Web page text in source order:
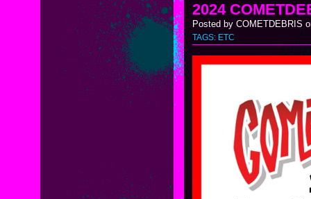
2024
Posted by COMETDEBRIS
TAGS: ETC